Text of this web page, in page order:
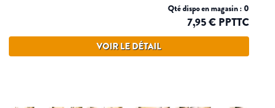
Qté dispo en magasin : 0
7,95 € PPTTC
VOIR LE DÉTAIL